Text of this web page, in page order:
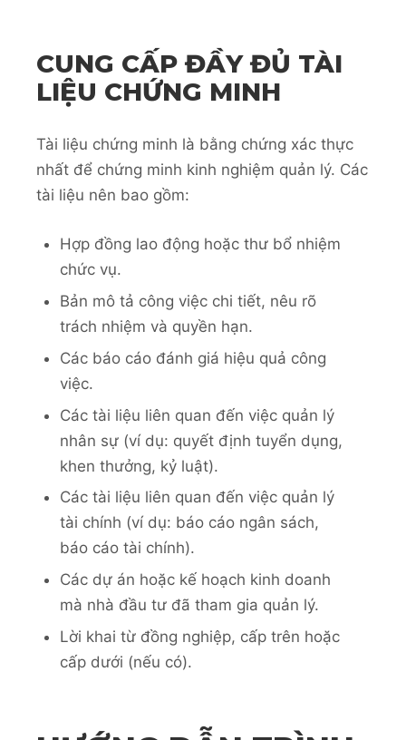
CUNG CẤP ĐẦY ĐỦ TÀI
LIỆU CHỨNG MINH
Tài liệu chứng minh là bằng chứng xác thực
nhất để chứng minh kinh nghiệm quản lý. Các
tài liệu nên bao gồm:
Hợp đồng lao động hoặc thư bổ nhiệm
chức vụ.
Bản mô tả công việc chi tiết, nêu rõ
trách nhiệm và quyền hạn.
Các báo cáo đánh giá hiệu quả công
việc.
Các tài liệu liên quan đến việc quản lý
nhân sự (ví dụ: quyết định tuyển dụng,
khen thưởng, kỷ luật).
Các tài liệu liên quan đến việc quản lý
tài chính (ví dụ: báo cáo ngân sách,
báo cáo tài chính).
Các dự án hoặc kế hoạch kinh doanh
mà nhà đầu tư đã tham gia quản lý.
Lời khai từ đồng nghiệp, cấp trên hoặc
cấp dưới (nếu có).